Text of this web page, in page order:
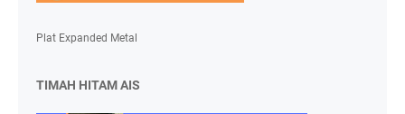
Plat Expanded Metal
TIMAH HITAM AIS